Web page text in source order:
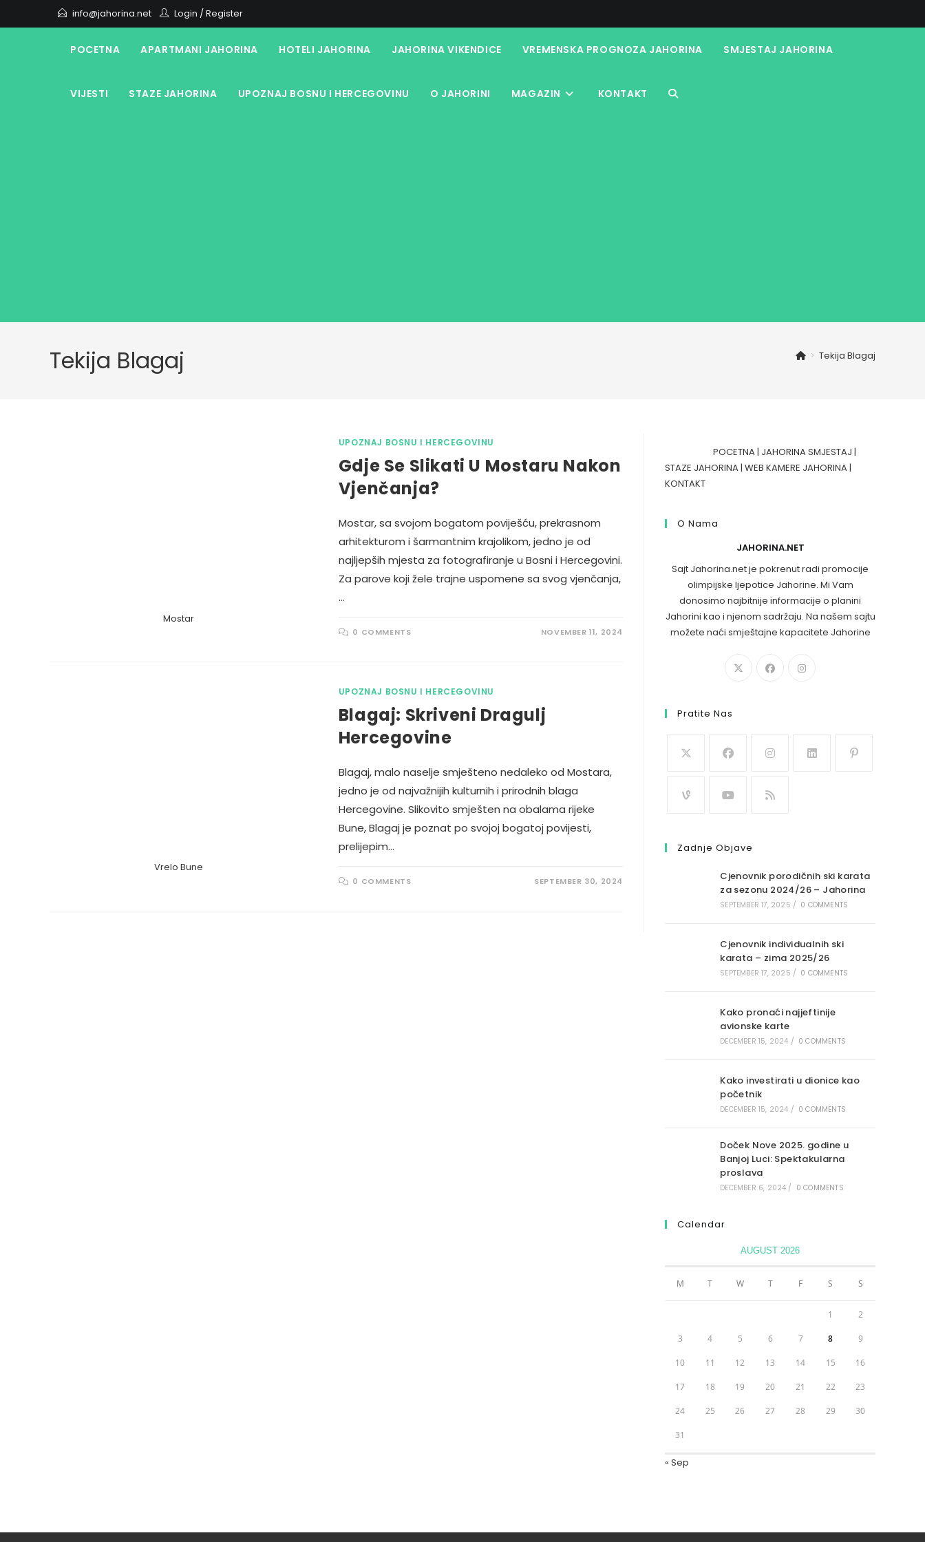
to
info@jahorina.net Login /Register
POCETNA APARTMANI JAHORINA HOTELI JAHORINA JAHORINA VIKENDICE VREMENSKA PROGNOZA JAHORINA SMJESTAJ JAHORINA
VIJESTI STAZE JAHORINA UPOZNAJ BOSNU I HERCEGOVINU O JAHORINI MAGAZIN KONTAKT TOGGLE
Tekija Blagaj > Tekija Blagaj
Mostar
UPOZNAJ BOSNU I HERCEGOVINU
Gdje Se Slikati U Mostaru Nakon
Vjenčanja?
Mostar, sa svojom bogatom poviješću, prekrasnom
arhitekturom i šarmantnim krajolikom, jedno je od
najljepših mjesta za fotografiranje u Bosni i Hercegovini.
Za parove koji žele trajne uspomene sa svog vjenčanja,
…
0 COMMENTS NOVEMBER 11, 2024
Vrelo Bune
UPOZNAJ BOSNU I HERCEGOVINU
Blagaj: Skriveni Dragulj
Hercegovine
Blagaj, malo naselje smješteno nedaleko od Mostara,
jedno je od najvažnijih kulturnih i prirodnih blaga
Hercegovine. Slikovito smješten na obalama rijeke
Bune, Blagaj je poznat po svojoj bogatoj povijesti,
prelijepim…
0 COMMENTS SEPTEMBER 30, 2024
POCETNA| JAHORINA SMJESTAJ |
STAZE JAHORINA| WEB KAMERE JAHORINA|
KONTAKT
O Nama
JAHORINA.NET
Sajt Jahorina.net je pokrenut radi promocije
olimpijske ljepotice Jahorine. Mi Vam
donosimo najbitnije informacije o planini
Jahorini kao i njenom sadržaju. Na našem sajtu
možete naći smještajne kapacitete Jahorine
Pratite Nas
Zadnje Objave
Cjenovnik porodičnih ski karata
za sezonu 2024/26 – Jahorina
SEPTEMBER 17, 2025 / 0 COMMENTS
Cjenovnik individualnih ski
karata – zima 2025/26
SEPTEMBER 17, 2025 / 0 COMMENTS
Kako pronaći najjeftinije
avionske karte
DECEMBER 15, 2024 / 0 COMMENTS
Kako investirati u dionice kao
početnik
DECEMBER 15, 2024 / 0 COMMENTS
Doček Nove 2025. godine u
Banjoj Luci: Spektakularna
proslava
DECEMBER 6, 2024 / 0 COMMENTS
Calendar
AUGUST 2026
M T W T F S S
1 2
3 4 5 6 7 8 9
10 11 12 13 14 15 16
17 18 19 20 21 22 23
24 25 26 27 28 29 30
31
« Sep